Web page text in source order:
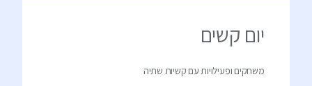
יום קשים
משחקים ופעילויות עם קשיות שתיה